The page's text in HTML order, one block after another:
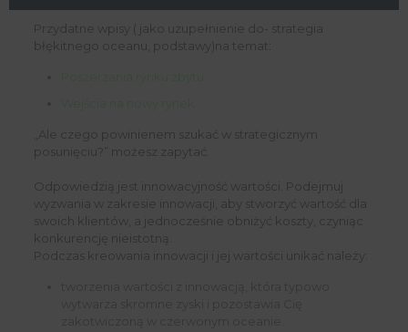
Przydatne wpisy ( jako uzupełnienie do- strategia
błękitnego oceanu, podstawy)na temat:
„Ale czego powinienem szukać w strategicznym
posunięciu?” możesz zapytać.
Odpowiedzią jest innowacyjność wartości. Podejmuj
wyzwania w zakresie innowacji, aby stworzyć wartość dla
swoich klientów, a jednocześnie obniżyć koszty, czyniąc
konkurencję nieistotną.
Podczas kreowania innowacji i jej wartości unikać należy: